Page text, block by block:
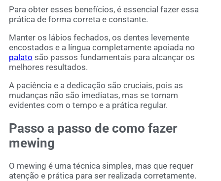
Para obter esses benefícios, é essencial fazer essa
prática de forma correta e constante.
Manter os lábios fechados, os dentes levemente
encostados e a língua completamente apoiada no
palato são passos fundamentais para alcançar os
melhores resultados.
A paciência e a dedicação são cruciais, pois as
mudanças não são imediatas, mas se tornam
evidentes com o tempo e a prática regular.
Passo a passo de como fazer
mewing
O mewing é uma técnica simples, mas que requer
atenção e prática para ser realizada corretamente.